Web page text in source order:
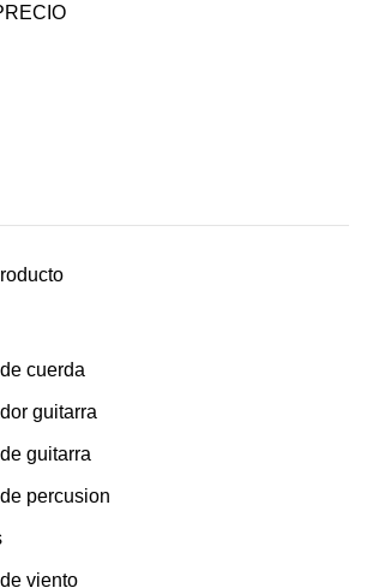
cuerda
guitarra
guitarra
percusion
viento